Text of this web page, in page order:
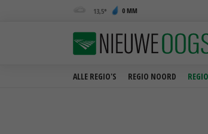
13,5 0 MM
ALLE REGIO'S REGIO NOORD